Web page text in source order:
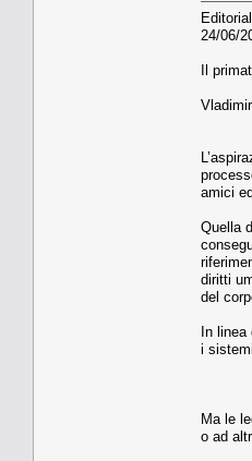
24/06/
Il
amici
Quella
diritti
del
In linea
i
Ma le
o ad